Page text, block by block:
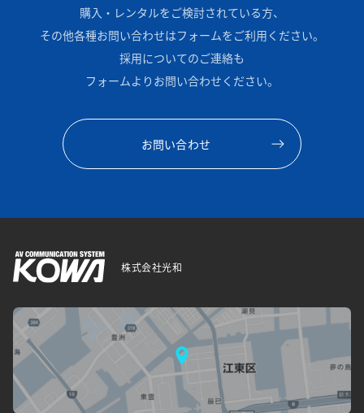
個人情報の第三者提供について
ご提供いただきました個人情報を、本人の同意を得ず
に第三者に提供することはありません。ただし、以下
a)法令に基づく場合
き
に特に必要がある場合であって、本人の同意を得るこ
とが困難であるとき
た者が法令の定める事務を遂行することに対して協力
する必要がある場合であって、本人の同意を得ること
によって当該事務の遂行に支障を及ぼすおそれがある
き
購入・レンタルをご検討されている方、
その他各種お問い合わせはフォームをご利用ください。
採用についてのご連絡も
フォームよりお問い合わせください。
お問い合わせ
株式会社光和